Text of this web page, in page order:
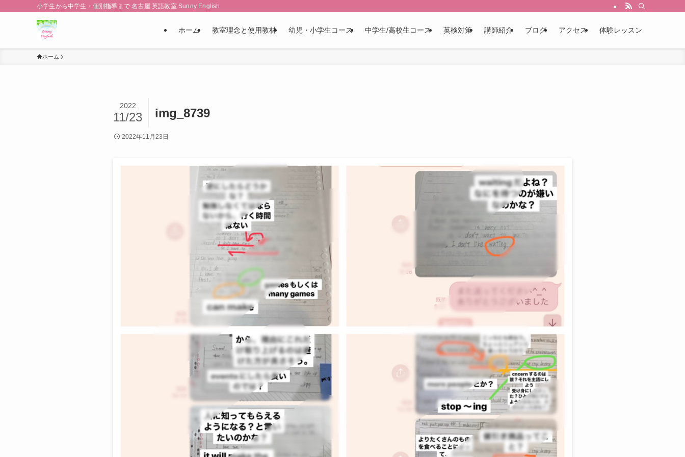
小学生から中学生・個別指導まで 名古屋 英語教室 Sunny English
ホーム 教室理念と使用教材 幼児・小学生コース 中学生/高校生コース 英検対策 講師紹介 ブログ アクセス 体験レッスン
ホーム
img_8739
2022
11/23
2022年11月23日